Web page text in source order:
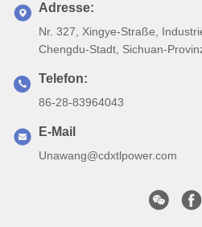
Adresse:
Nr. 327, Xingye-Straße,
Chengdu-Stadt, Sichuan-
Telefon:
86-28-83964043
E-Mail
Unawang@cdxtlpower.com